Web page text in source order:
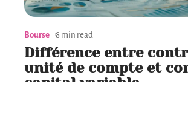
Bourse 8 min read
Différence entre
unité de compte et
capital variable